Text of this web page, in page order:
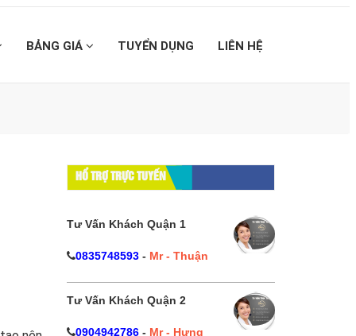
BẢNG GIÁ TUYỂN DỤNG LIÊN HỆ
HỔ TRỢ TRỰC TUYẾN
Tư Vấn Khách Quận 1
0835748593- Mr - Thuận
Tư Vấn Khách Quận 2
0904942786- Mr - Hưng